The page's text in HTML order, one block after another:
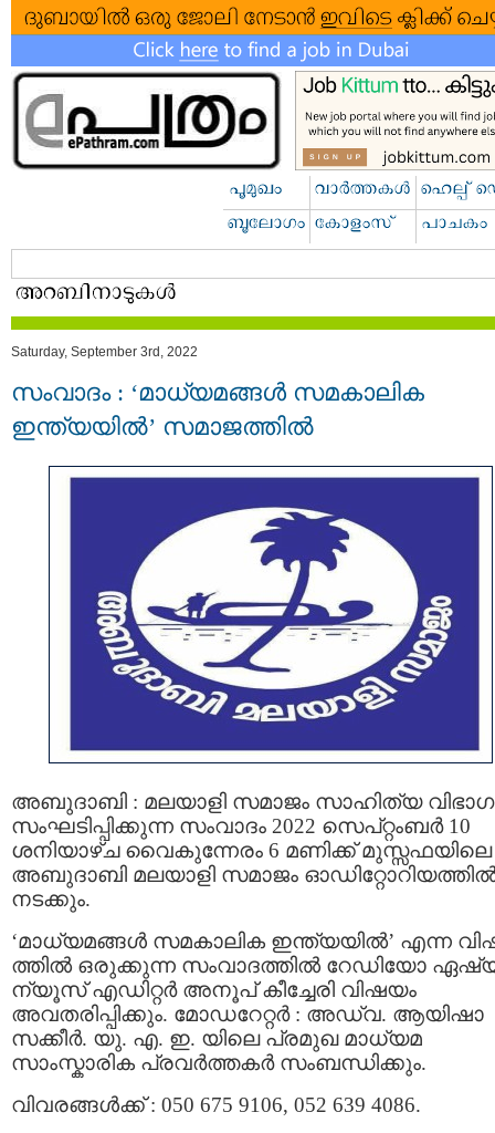
Saturday, September 3rd, 2022
സംവാദം : ‘മാധ്യമങ്ങൾ സമകാലിക
ഇന്ത്യയിൽ’ സമാജത്തില്‍
അബുദാബി : മലയാളി സമാജം സാഹിത്യ
സംഘടിപ്പിക്കുന്ന സംവാദം 2022 സെപ്റ്റംബർ 10
ശനിയാഴ്ച വൈകുന്നേരം 6 മണിക്ക് മുസ്സഫയിലെ
അബുദാബി മലയാളി സമാജം
നടക്കും.
‘മാധ്യമങ്ങൾ സമകാലിക ഇന്ത്യയിൽ’ എന്ന
ത്തിൽ ഒരുക്കുന്ന സംവാദത്തിൽ റേഡിയോ
ന്യൂസ് എഡിറ്റർ അനൂപ് കീച്ചേരി വിഷയം
അവതരിപ്പിക്കും. മോഡറേറ്റർ : അഡ്വ. ആയിഷാ
സക്കീര്‍. യു. എ. ഇ. യിലെ പ്രമുഖ മാധ്യമ
സാംസ്കാരിക പ്രവര്‍ത്തകര്‍ സംബന്ധിക്കും.
വിവരങ്ങള്‍ക്ക് : 050 675 9106, 052 639 4086.